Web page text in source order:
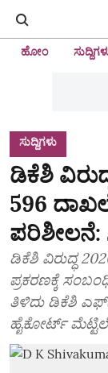
ಹೋಂ
ಸುದ್ದಿಗಳು
ಡಿಕೆಶಿ
596
ಡಿಕೆಶಿ ವಿರುದ್ಧ
ಪ್ರಕರಣಕ್ಕೆ
ತಿಳಿದು ಡಿಕೆಶಿ
ಹೈಕೋರ್ಟ್‌